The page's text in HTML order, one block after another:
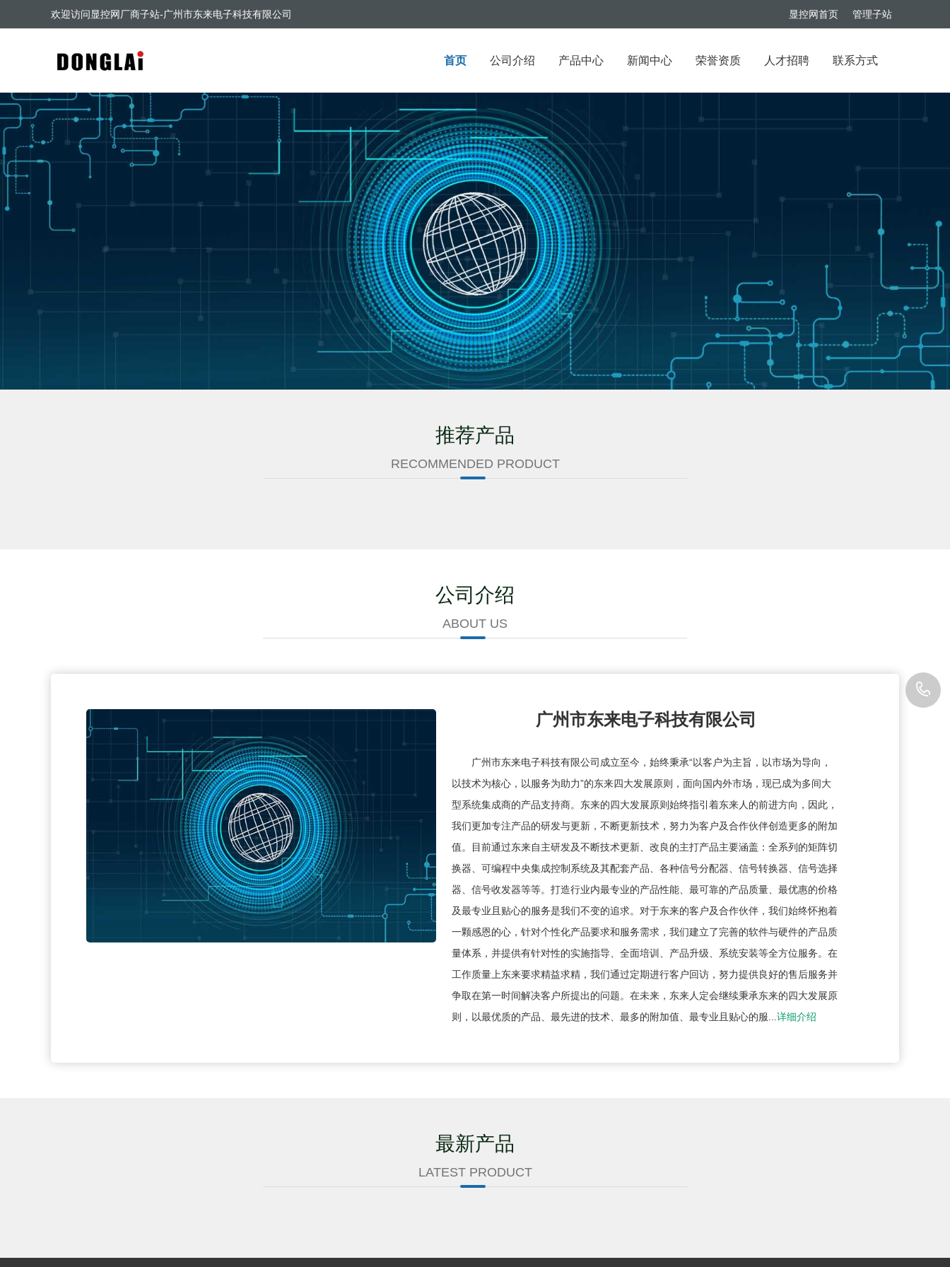
显控网首页 管理子站
欢迎访问显控网厂商子站-广州市东来电子科技有限公司
首页 公司介绍 产品中心 新闻中心 荣誉资质 人才招聘 联系方式
推荐产品
RECOMMENDED PRODUCT
公司介绍
ABOUT US
广州市东来电子科技有限公司
广州市东来电子科技有限公司成立至今，始终秉承“以客户为主旨，以市场为导向，
以技术为核心，以服务为助力”的东来四大发展原则，面向国内外市场，现已成为多间大
型系统集成商的产品支持商。东来的四大发展原则始终指引着东来人的前进方向，因此，
我们更加专注产品的研发与更新，不断更新技术，努力为客户及合作伙伴创造更多的附加
值。目前通过东来自主研发及不断技术更新、改良的主打产品主要涵盖：全系列的矩阵切
换器、可编程中央集成控制系统及其配套产品、各种信号分配器、信号转换器、信号选择
器、信号收发器等等。打造行业内最专业的产品性能、最可靠的产品质量、最优惠的价格
及最专业且贴心的服务是我们不变的追求。对于东来的客户及合作伙伴，我们始终怀抱着
一颗感恩的心，针对个性化产品要求和服务需求，我们建立了完善的软件与硬件的产品质
量体系，并提供有针对性的实施指导、全面培训、产品升级、系统安装等全方位服务。在
工作质量上东来要求精益求精，我们通过定期进行客户回访，努力提供良好的售后服务并
争取在第一时间解决客户所提出的问题。在未来，东来人定会继续秉承东来的四大发展原
则，以最优质的产品、最先进的技术、最多的附加值、最专业且贴心的服... 详细介绍
最新产品
LATEST PRODUCT